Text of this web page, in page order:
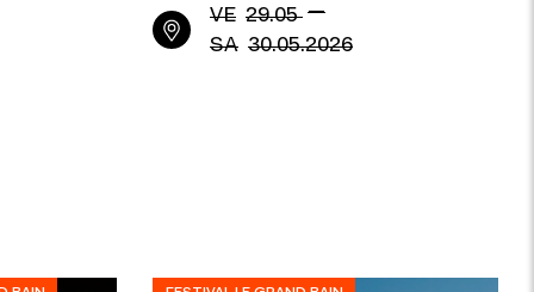
VE 29.05 —
SA 30.05.2026